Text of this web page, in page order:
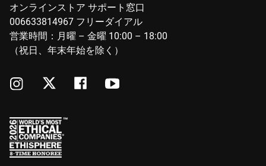
オンラインストア サポート窓口
006633814967 フリーダイアル
営業時間：月曜 – 金曜 10:00 – 18:00
（祝日、年末年始を除く）